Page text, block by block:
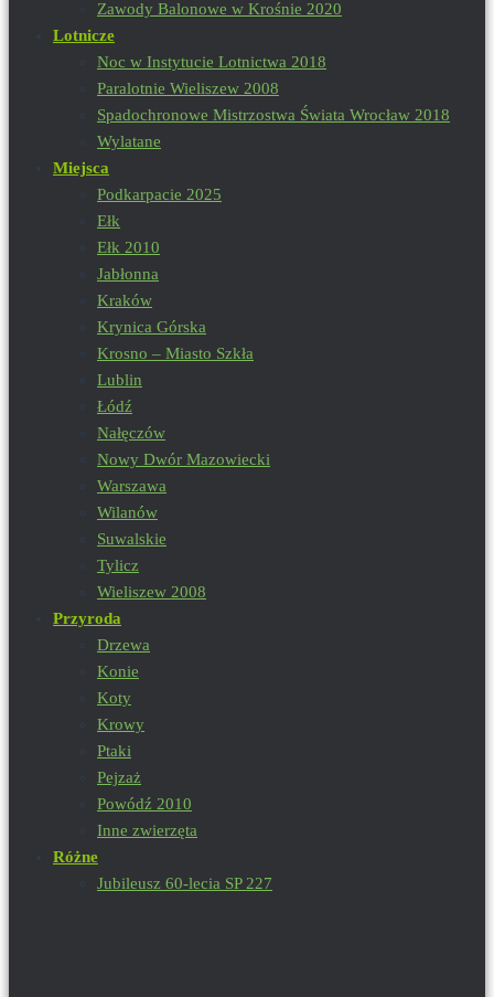
Zawody Balonowe w Krośnie 2020
Lotnicze
Noc w Instytucie Lotnictwa 2018
Paralotnie Wieliszew 2008
Spadochronowe Mistrzostwa Świata Wrocław 2018
Wylatane
Miejsca
Podkarpacie 2025
Ełk
Ełk 2010
Jabłonna
Kraków
Krynica Górska
Krosno – Miasto Szkła
Lublin
Łódź
Nałęczów
Nowy Dwór Mazowiecki
Warszawa
Wilanów
Suwalskie
Tylicz
Wieliszew 2008
Przyroda
Drzewa
Konie
Koty
Krowy
Ptaki
Pejzaż
Powódź 2010
Inne zwierzęta
Różne
Jubileusz 60-lecia SP 227